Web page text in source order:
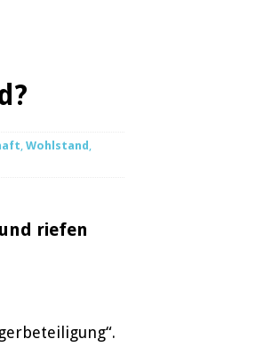
, Wohlstand ,
riefen